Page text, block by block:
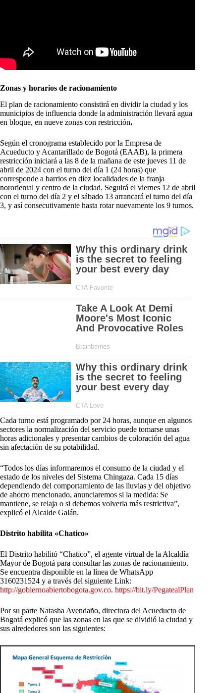
Zonas y horarios de racionamiento
El plan de racionamiento consistirá en dividir la ciudad y los
municipios de influencia donde la administración llevará agua
en bloque, en nueve zonas con restricción.
Según el cronograma establecido por la Empresa de
Acueducto y Acantarillado de Bogotá (EAAB), la primera
restricción iniciará a las 8 de la mañana de este jueves 11 de
abril de 2024 con el turno del día 1 (24 horas) que
corresponde a barrios en diez localidades de la franja
nororiental y centro de la ciudad. Seguirá el viernes 12 de abril
con el turno del día 2 y el sábado 13 arrancará el turno del día
3, y así consecutivamente hasta rotar nuevamente los 9 turnos.
Cada turno está programado por 24 horas, aunque en algunos
sectores la normalización del servicio puede tomarse unas
horas adicionales y presentar cambios de coloración del agua
sin afectación de su potabilidad.
“Todos los días informaremos el consumo de la ciudad y el
estado de los niveles del Sistema Chingaza. Cada 15 días
dependiendo del comportamiento de las lluvias y del objetivo
de ahorro mencionado, anunciaremos si la medida: Se
mantiene, se relaja o si debemos volverla más restrictiva”,
explicó el Alcalde Galán.
Distrito habilita «Chatico»
El Distrito habilitó “Chatico”, el agente virtual de la Alcaldía
Mayor de Bogotá para consultar las zonas de racionamiento.
Se encuentra disponible en la línea de WhatsApp
3160231524 y a través del siguiente Link:
http://gobiernoabiertobogota.gov.co. https://bit.ly/PegatealPlan
Por su parte Natasha Avendaño, directora del Acueducto de
Bogotá explicó que las zonas en las que se dividió la ciudad y
sus alrededores son las siguientes: